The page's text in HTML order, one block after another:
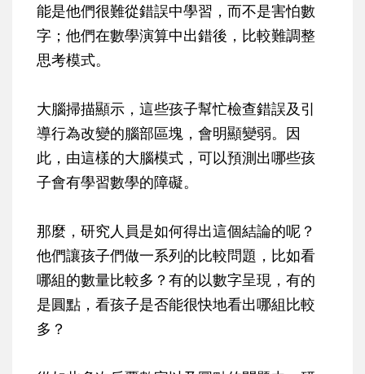
能是他們很難從錯誤中學習，而不是害怕數
字；他們在數學演算中出錯後，比較難調整
思考模式。
大腦掃描顯示，這些孩子幫忙檢查錯誤及引
導行為改變的腦部區塊，會明顯變弱。因
此，由這樣的大腦模式，可以預測出哪些孩
子會有學習數學的障礙。
那麼，研究人員是如何得出這個結論的呢？
他們讓孩子們做一系列的比較問題，比如看
哪組的數量比較多？有的以數字呈現，有的
是圓點，看孩子是否能很快地看出哪組比較
多？